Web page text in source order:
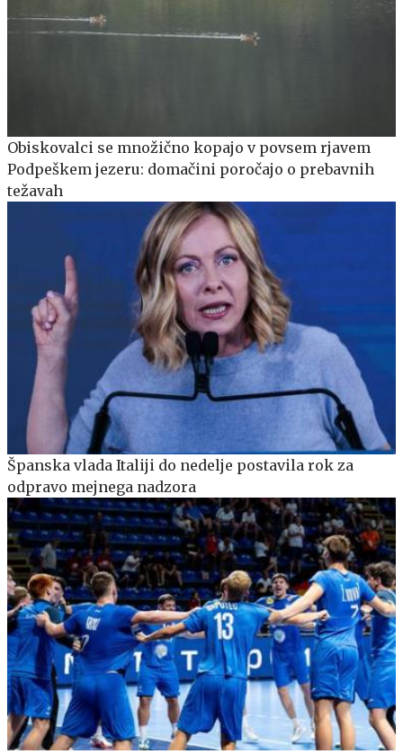
Obiskovalci se množično kopajo v povsem rjavem
Podpeškem jezeru: domačini poročajo o prebavnih
težavah
Španska vlada Italiji do nedelje postavila rok za
odpravo mejnega nadzora